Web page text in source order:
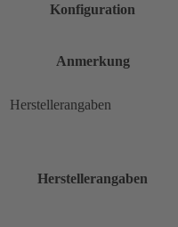
Konfiguration
Anmerkung
Herstellerangaben
Herstellerangaben